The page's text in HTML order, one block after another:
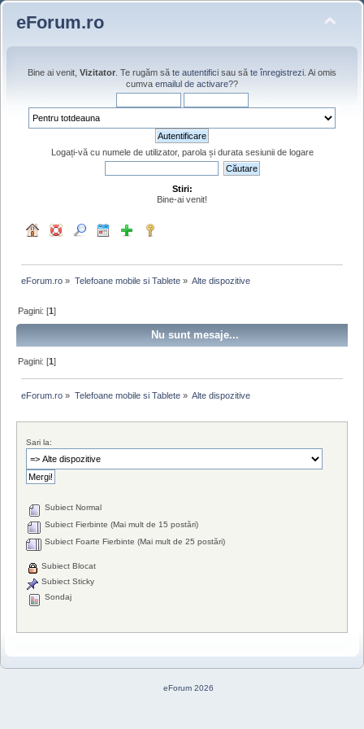
eForum.ro
Bine ai venit, Vizitator . Te rugăm să te autentifici sau să te înregistrezi . Ai omis
cumva emailul de activare??
Logați-vă cu numele de utilizator, parola și durata sesiunii de logare
Stiri:
Bine-ai venit!
eForum.ro » Telefoane mobile si Tablete» Alte dispozitive
Pagini: [1]
Nu sunt mesaje...
Pagini: [1]
eForum.ro » Telefoane mobile si Tablete» Alte dispozitive
Sari la:
Subiect Normal
Subiect Fierbinte (Mai mult de 15 postări)
Subiect Foarte Fierbinte (Mai mult de 25 postări)
Subiect Blocat
Subiect Sticky
Sondaj
eForum 2026